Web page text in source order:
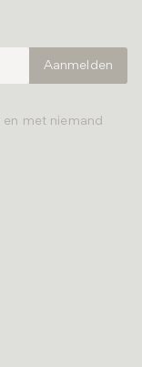
met niemand